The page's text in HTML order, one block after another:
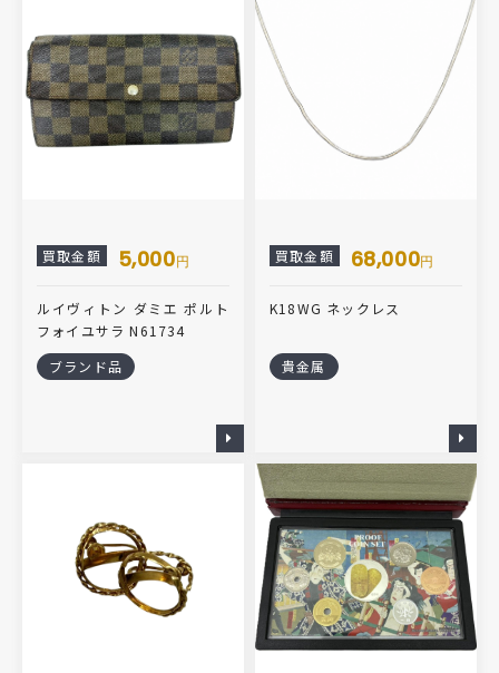
買取金額 5,000円
ルイヴィトン ダミエ ポルト
フォイユサラ N61734
ブランド品
買取金額 68,000円
K18WG ネックレス
貴金属